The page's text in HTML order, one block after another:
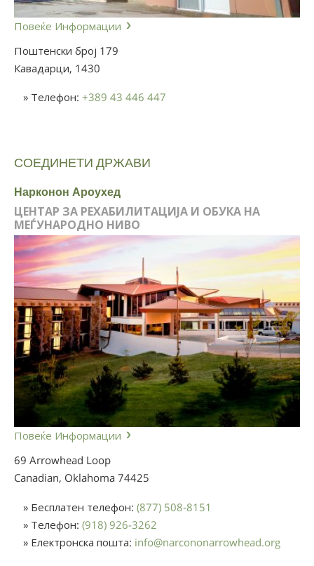
Повеќе Информации
Поштенски број 179
Кавадарци, 1430
» Телефон: +389 43 446 447
СОЕДИНЕТИ ДРЖАВИ
Нарконон Ароухед
ЦЕНТАР ЗА РЕХАБИЛИТАЦИЈА И ОБУКА НА
МЕЃУНАРОДНО НИВО
Повеќе Информации
69 Arrowhead Loop
Canadian, Oklahoma 74425
» Бесплатен телефон: (877) 508-8151
» Телефон: (918) 926-3262
» Електронска пошта: info@narcononarrowhead.org